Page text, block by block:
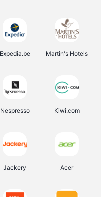
Expedia.be Martin's Hotels
Nespresso Kiwi.com
Jackery Acer